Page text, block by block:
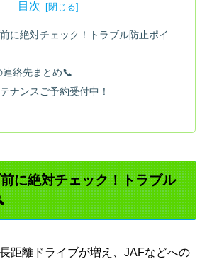
目次
に絶対チェック！トラブル防止ポイ
絡先まとめ📞
ナンスご予約受付中！
に絶対チェック！トラブル
距離ドライブが増え、JAFなどへの